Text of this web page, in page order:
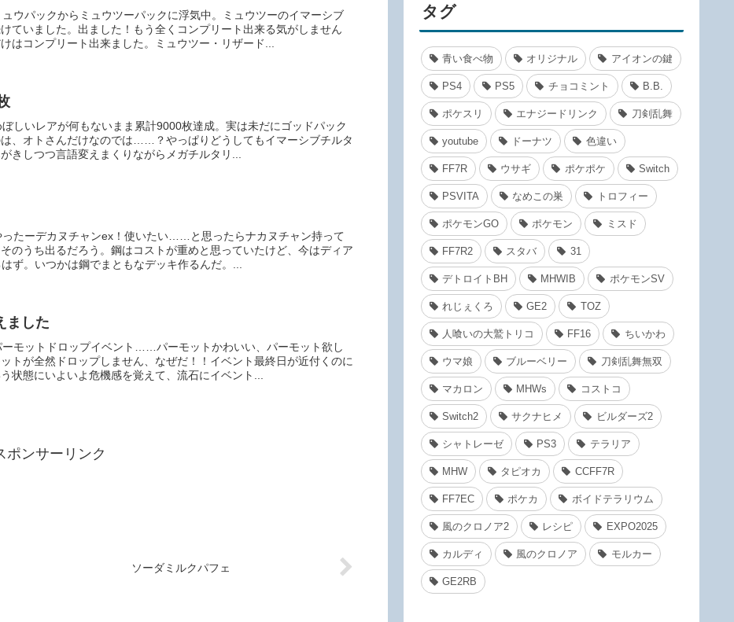
ウパックからミュウツーパックに浮気中。ミュウツーのイマーシブ
ていました。出ました！もう全くコンプリート出来る気がしません
はコンプリート出来ました。ミュウツー・リザード...
しいレアが何もないまま累計9000枚達成。実は未だにゴッドパック
、オトさんだけなのでは……？やっぱりどうしてもイマーシブチルタ
きしつつ言語変えまくりながらメガチルタリ...
ったーデカヌチャンex！使いたい……と思ったらナカヌチャン持って
のうち出るだろう。鋼はコストが重めと思っていたけど、今はディア
ず。いつかは鋼でまともなデッキ作るんだ。...
ました
ーモットドロップイベント……パーモットかわいい、パーモット欲し
が全然ドロップしません、なぜだ！！イベント最終日が近付くのに
状態にいよいよ危機感を覚えて、流石にイベント...
ポンサーリンク
ソーダミルクパフェ
タグ
青い食べ物 オリジナル アイオンの鍵
PS4 PS5 チョコミント B.B.
ポケスリ エナジードリンク 刀剣乱舞
youtube ドーナツ 色違い
FF7R ウサギ ポケポケ Switch
PSVITA なめこの巣 トロフィー
ポケモンGO ポケモン ミスド
FF7R2 スタバ 31
デトロイトBH MHWIB ポケモンSV
れじぇくろ GE2 TOZ
人喰いの大鷲トリコ FF16 ちいかわ
ウマ娘 ブルーベリー 刀剣乱舞無双
マカロン MHWs コストコ
Switch2 サクナヒメ ビルダーズ2
シャトレーゼ PS3 テラリア
MHW タピオカ CCFF7R
FF7EC ポケカ ボイドテラリウム
風のクロノア2 レシピ EXPO2025
カルディ 風のクロノア モルカー
GE2RB